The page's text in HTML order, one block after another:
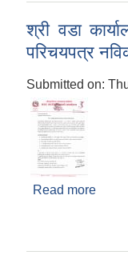
श्री वडा
परिचयपत्र
Submitted on:
Read more